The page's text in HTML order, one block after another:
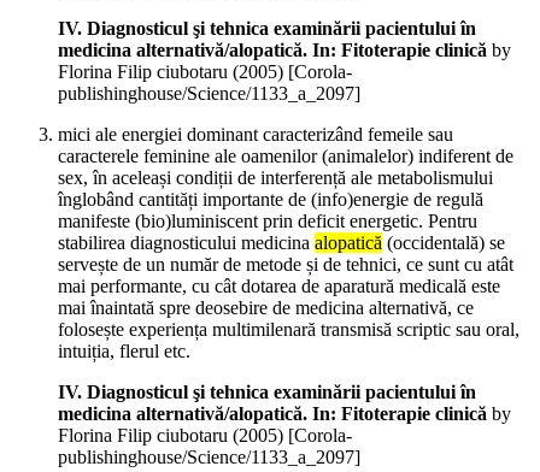
IV. Diagnosticul şi tehnica examinării pacientului în
medicina alternativă/alopatică. In: Fitoterapie clinică by
Florina Filip ciubotaru (2005) [Corola-
publishinghouse/Science/1133_a_2097]
mici ale energiei dominant caracterizând femeile sau
caracterele feminine ale oamenilor (animalelor) indiferent de
sex, în aceleași condiții de interferență ale metabolismului
înglobând cantități importante de (info)energie de regulă
manifeste (bio)luminiscent prin deficit energetic. Pentru
stabilirea diagnosticului medicina alopatică (occidentală) se
servește de un număr de metode și de tehnici, ce sunt cu atât
mai performante, cu cât dotarea de aparatură medicală este
mai înaintată spre deosebire de medicina alternativă, ce
folosește experiența multimilenară transmisă scriptic sau oral,
intuiția, flerul etc.
IV. Diagnosticul şi tehnica examinării pacientului în
medicina alternativă/alopatică. In: Fitoterapie clinică by
Florina Filip ciubotaru (2005) [Corola-
publishinghouse/Science/1133_a_2097]